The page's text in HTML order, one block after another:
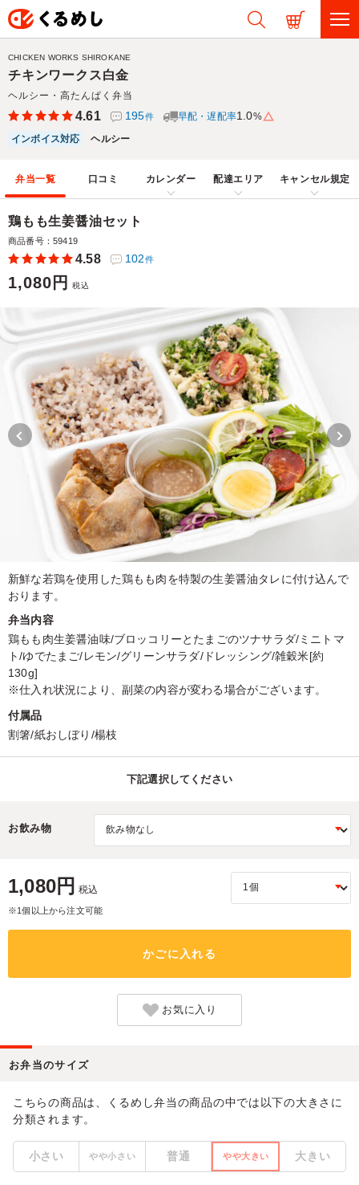
チキンワークス白金
ヘルシー・高たんぱく弁当
CHICKEN WORKS SHIROKANE
4.61 195件 早配・遅配率1.0%
インボイス対応
ヘルシー
弁当一覧 口コミ カレンダー 配達エリア キャンセル規定
鶏もも生姜醤油セット
商品番号：59419
4.58 102件
1,080円 税込
新鮮な若鶏を使用した鶏もも肉を特製の生姜醤油タレに付け込んで
おります。
弁当内容
鶏もも肉生姜醤油味/ブロッコリーとたまごのツナサラダ/ミニトマ
ト/ゆでたまご/レモン/グリーンサラダ/ドレッシング/雑穀米[約
130g]
※仕入れ状況により、副菜の内容が変わる場合がございます。
付属品
割箸/紙おしぼり/楊枝
下記選択してください
お飲み物
1,080円 税込
※1個以上から注文可能
かごに入れる
お気に入り
お弁当のサイズ
こちらの商品は、くるめし弁当の商品の中では以下の大きさに
分類されます。
小さい やや小さい 普通 やや大きい 大きい